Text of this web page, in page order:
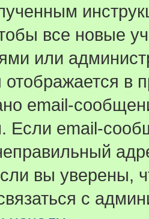
все новые
или
в
email-
Если email-
вы уверены,
с